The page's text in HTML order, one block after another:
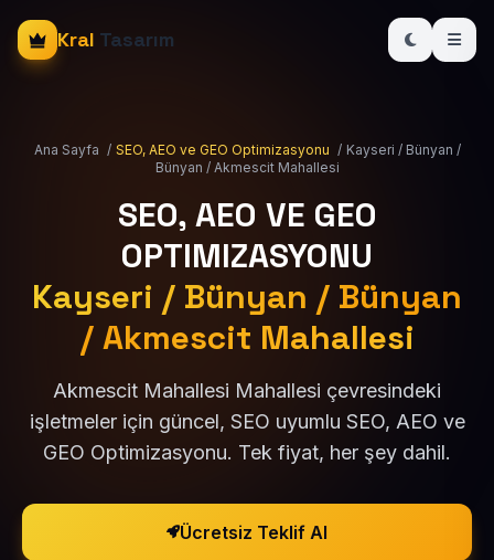
Kral Tasarım
Ana Sayfa / SEO, AEO ve GEO Optimizasyonu / Kayseri / Bünyan /
Bünyan / Akmescit Mahallesi
SEO, AEO VE GEO
OPTIMIZASYONU
Kayseri / Bünyan / Bünyan
/ Akmescit Mahallesi
Akmescit Mahallesi Mahallesi çevresindeki
işletmeler için güncel, SEO uyumlu SEO, AEO ve
GEO Optimizasyonu. Tek fiyat, her şey dahil.
Ücretsiz Teklif Al